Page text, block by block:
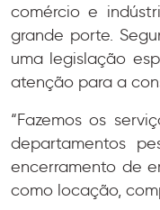
comércio e
grande porte.
uma legislação
atenção para a
“Fazemos os
departamentos
encerramento de
como locação,